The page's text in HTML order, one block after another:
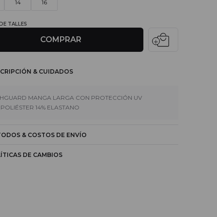
14 16
TALLES
COMPRAR local_mall
& CUIDADOS
MANGA LARGA CON PROTECCIÓN UV
14% ELASTANO
& COSTOS DE ENVÍO
DE CAMBIOS